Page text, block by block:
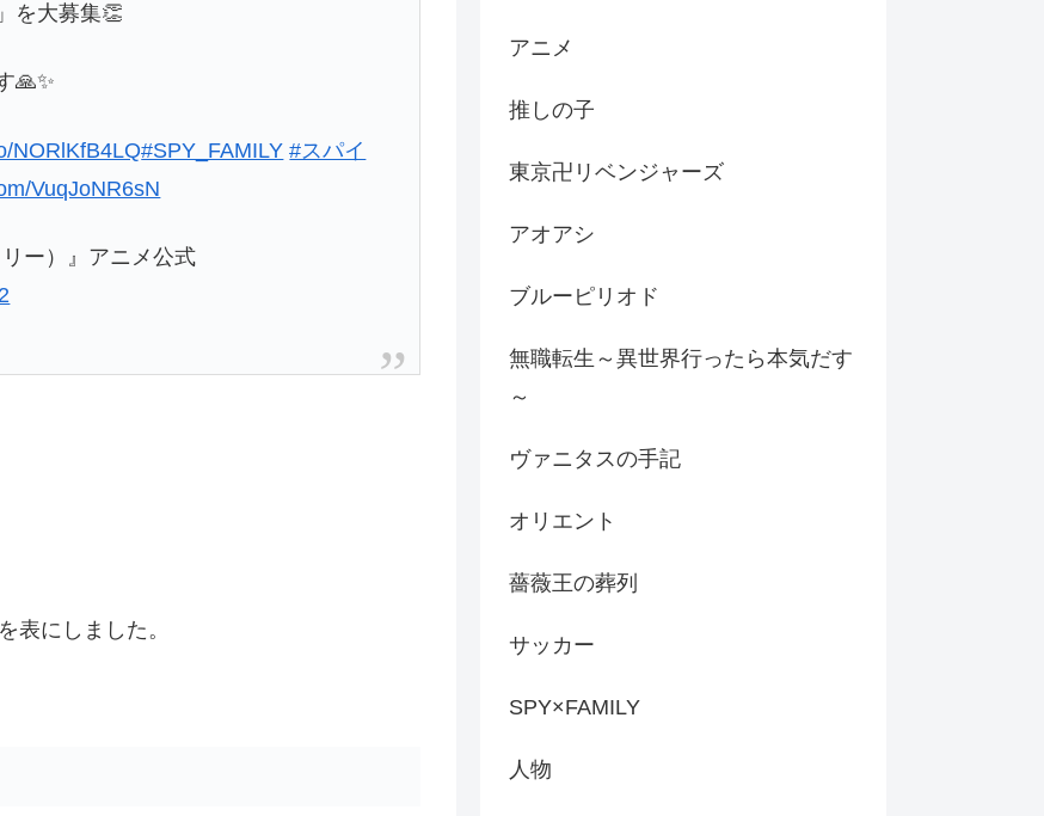
を大募集👏
🙏✨
NORlKfB4LQ#SPY_FAMILY #スパイ
VuqJoNR6sN
ー）』アニメ公式
表にしました。
アニメ
推しの子
東京卍リベンジャーズ
アオアシ
ブルーピリオド
無職転生～異世界行ったら本気だす
～
ヴァニタスの手記
オリエント
薔薇王の葬列
サッカー
SPY×FAMILY
人物